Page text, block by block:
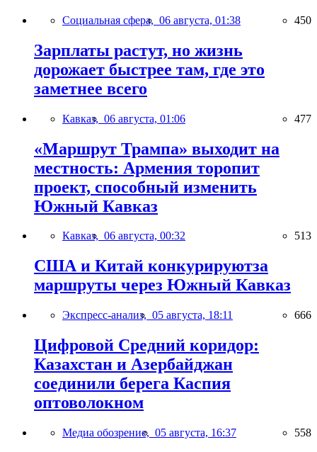
Социальная сфера, 06 августа, 01:38 450
Зарплаты растут, но жизнь
дорожает быстрее там, где это
заметнее всего
Кавказ, 06 августа, 01:06 477
«Маршрут Трампа» выходит на
местность: Армения торопит
проект, способный изменить
Южный Кавказ
Кавказ, 06 августа, 00:32 513
США и Китай конкурируютза
маршруты через Южный Кавказ
Экспресс-анализ, 05 августа, 18:11 666
Цифровой Средний коридор:
Казахстан и Азербайджан
соединили берега Каспия
оптоволокном
Медиа обозрение, 05 августа, 16:37 558